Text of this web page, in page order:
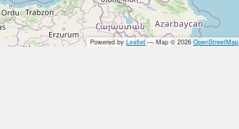
Powered byLeaflet — Map © 2026OpenStreetMap